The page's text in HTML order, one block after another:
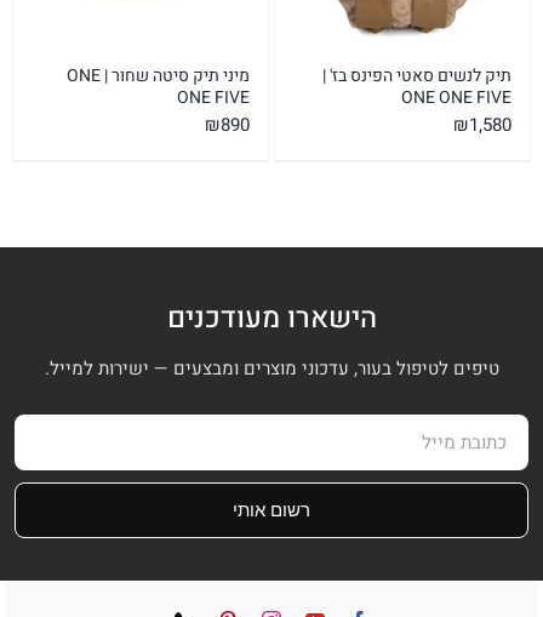
תיק לנשים סאטי הפינס בז' |
ONE ONE FIVE
₪1,580
מיני תיק סיטה שחור | ONE
ONE FIVE
₪890
הישארו מעודכנים
טיפים לטיפול בעור, עדכוני מוצרים ומבצעים — ישירות למייל.
רשום אותי